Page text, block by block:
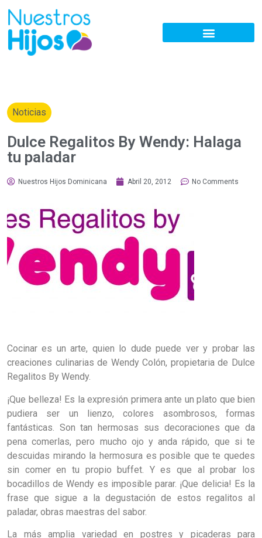
Noticias
Dulce Regalitos By Wendy: Halaga
tu paladar
Nuestros Hijos Dominicana Abril 20, 2012 No Comments
Cocinar es un arte, quien lo dude puede ver y probar las
creaciones culinarias de Wendy Colón, propietaria de Dulce
Regalitos By Wendy.
¡Que belleza! Es la expresión primera ante un plato que bien
pudiera ser un lienzo, colores asombrosos, formas
fantásticas. Son tan hermosas sus decoraciones que da
pena comerlas, pero mucho ojo y anda rápido, que si te
descuidas mirando la hermosura es posible que te quedes
sin comer en tu propio buffet. Y es que al probar los
bocadillos de Wendy es imposible parar. ¡Que delicia! Es la
frase que sigue a la degustación de estos regalitos al
paladar, obras maestras del sabor.
La más amplia variedad en postres y picaderas para